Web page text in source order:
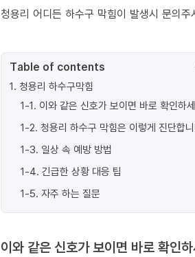
청용리 어디든 하수구 막힘이 발생시 문의
Table of contents
1. 청용리 하수구막힘
1-1. 이와 같은 신호가 보이면 바로 확인하
1-2. 청용리 하수구 막힘은 이렇게 진단합
1-3. 일상 속 예방 방법
1-4. 긴급한 상황 대응 팁
1-5. 자주 하는 질문
이와 같은 신호가 보이면 바로 확인